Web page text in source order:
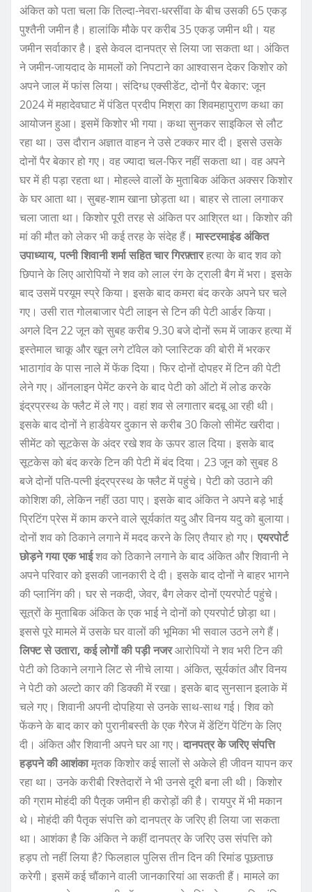
अंकित को पता चला कि तिल्दा-नेवरा-धरसींवा के बीच उसकी 65 एकड़
पुश्तैनी जमीन है। हालांकि मौके पर करीब 35 एकड़ जमीन थी। यह
जमीन सर्वाकार है। इसे केवल दानपत्र से लिया जा सकता था। अंकित
ने जमीन-जायदाद के मामलों को निपटाने का आश्वासन देकर किशोर को
अपने जाल में फांस लिया। संदिग्ध एक्सीडेंट, दोनों पैर बेकार: जून
2024 में महादेवघाट में पंडित प्रदीप मिश्रा का शिवमहापुराण कथा का
आयोजन हुआ। इसमें किशोर भी गया। कथा सुनकर साइकिल से लौट
रहा था। उस दौरान अज्ञात वाहन ने उसे टक्कर मार दी। इससे उसके
दोनों पैर बेकार हो गए। वह ज्यादा चल-फिर नहीं सकता था। वह अपने
घर में ही पड़ा रहता था। मोहल्ले वालों के मुताबिक अंकित अक्सर किशोर
के घर आता था। सुबह-शाम खाना छोड़ता था। बाहर से ताला लगाकर
चला जाता था। किशोर पूरी तरह से अंकित पर आश्रित था। किशोर की
मां की मौत को लेकर भी कई तरह के संदेह हैं। मास्टरमाइंड अंकित
उपाध्याय, पत्नी शिवानी शर्मा सहित चार गिरफ़्तारहत्या के बाद शव को
छिपाने के लिए आरोपियों ने शव को लाल रंग के ट्राली बैग में भरा। इसके
बाद उसमें परयूम स्प्रे किया। इसके बाद कमरा बंद करके अपने घर चले
गए। उसी रात गोलबाजार पेटी लाइन से टिन की पेटी आर्डर किया।
अगले दिन 22 जून को सुबह करीब 9.30 बजे दोनों रूम में जाकर हत्या में
इस्तेमाल चाकू और खून लगे टॉवेल को प्लास्टिक की बोरी में भरकर
भाठागांव के पास नाले में फेंक दिया। फिर दोनों दोपहर में टिन की पेटी
लेने गए। ऑनलाइन पेमेंट करने के बाद पेटी को ऑटो में लोड करके
इंद्रप्रस्थ के फ्लैट में ले गए। वहां शव से लगातार बदबू आ रही थी।
इसके बाद दोनों ने हार्डवेयर दुकान से करीब 30 किलो सीमेंट खरीदा।
सीमेंट को सूटकेस के अंदर रखे शव के ऊपर डाल दिया। इसके बाद
सूटकेस को बंद करके टिन की पेटी में बंद दिया। 23 जून को सुबह 8
बजे दोनों पति-पत्नी इंद्रप्रस्थ के फ्लैट में पहुंचे। पेटी को उठाने की
कोशिश की, लेकिन नहीं उठा पाए। इसके बाद अंकित ने अपने बड़े भाई
प्रिटिंग प्रेस में काम करने वाले सूर्यकांत यदु और विनय यदु को बुलाया।
दोनों शव को ठिकाने लगाने में मदद करने के लिए तैयार हो गए। एयरपोर्ट
छोड़ने गया एक भाईशव को ठिकाने लगाने के बाद अंकित और शिवानी ने
अपने परिवार को इसकी जानकारी दे दी। इसके बाद दोनों ने बाहर भागने
की प्लानिंग की। घर से नकदी, जेवर, बैग लेकर दोनों एयरपोर्ट पहुंचे।
सूत्रों के मुताबिक अंकित के एक भाई ने दोनों को एयरपोर्ट छोड़ा था।
इससे पूरे मामले में उसके घर वालों की भूमिका भी सवाल उठने लगे हैं।
लिफ्ट से उतारा, कई लोगों की पड़ी नजरआरोपियों ने शव भरी टिन की
पेटी को ठिकाने लगाने लिट से नीचे लाया। अंकित, सूर्यकांत और विनय
ने पेटी को अल्टो कार की डिक्की में रखा। इसके बाद सुनसान इलाके में
चले गए। शिवानी अपनी दोपहिया से उनके साथ-साथ गई। शिव को
फेंकने के बाद कार को पुरानीबस्ती के एक गैरेज में डेंटिंग पेंटिंग के लिए
दी। अंकित और शिवानी अपने घर आ गए। दानपत्र के जरिए संपत्ति
हड़पने की आशंकामृतक किशोर कई सालों से अकेले ही जीवन यापन कर
रहा था। उनके करीबी रिश्तेदारों ने भी उनसे दूरी बना ली थी। किशोर
की ग्राम मोहंदी की पैतृक जमीन ही करोड़ों की है। रायपुर में भी मकान
थे। मोहंदी की पैतृक संपत्ति को दानपत्र के जरिए ही लिया जा सकता
था। आशंका है कि अंकित ने कहीं दानपत्र के जरिए उस संपत्ति को
हड़प तो नहीं लिया है? फिलहाल पुलिस तीन दिन की रिमांड पूछताछ
करेगी। इसमें कई चौंकाने वाली जानकारियां आ सकती हैं। मामले का